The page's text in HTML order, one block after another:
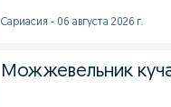
Сариасия - 06 августа 2026 г.
Можжевельник